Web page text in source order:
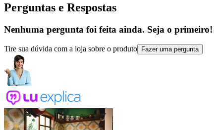
Perguntas e Respostas
Nenhuma pergunta foi feita ainda. Seja o primeiro!
Tire sua dúvida com a loja sobre o produto Fazer uma pergunta